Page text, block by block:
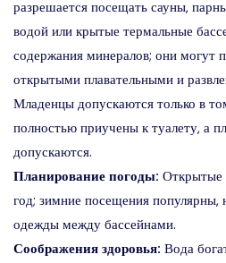
разрешается посещать сауны,
водой или крытые термальные
содержания минералов; они могут
открытыми плавательными и
Младенцы допускаются только в
полностью приучены к туалету, а
допускаются.
Планирование погоды: Открытые
год; зимние посещения популярны,
одежды между бассейнами.
Соображения здоровья: Вода